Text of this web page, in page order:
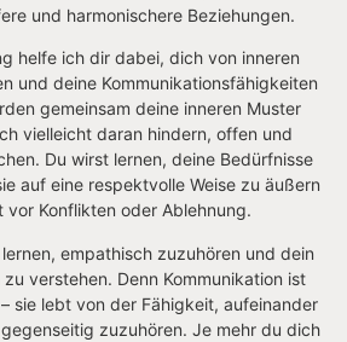
und harmonischere Beziehungen.
helfe ich dir dabei, dich von inneren
und deine Kommunikationsfähigkeiten
gemeinsam deine inneren Muster
vielleicht daran hindern, offen und
Du wirst lernen, deine Bedürfnisse
auf eine respektvolle Weise zu äußern
vor Konflikten oder Ablehnung.
empathisch zuzuhören und dein
verstehen. Denn Kommunikation ist
sie lebt von der Fähigkeit, aufeinander
zuzuhören. Je mehr du dich